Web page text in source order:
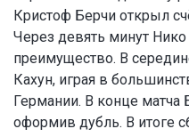
Кристоф Берчи открыл
Через девять минут
преимущество. В
Кахун, играя в
Германии. В конце
оформив дубль. В итоге